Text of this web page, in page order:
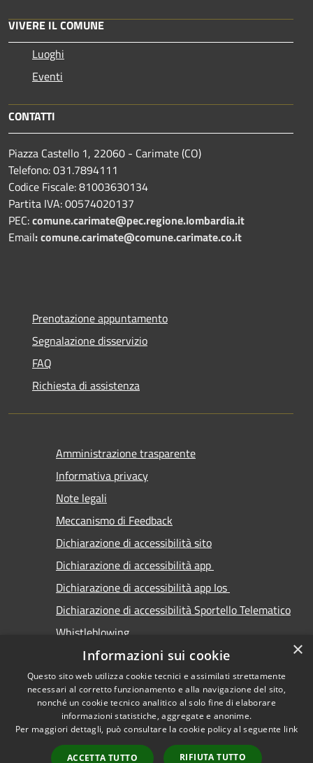
VIVERE IL COMUNE
Luoghi
Eventi
CONTATTI
Piazza Castello 1, 22060 - Carimate (CO)
Telefono: 031.7894111
Codice Fiscale: 81003630134
Partita IVA: 00574020137
PEC:comune.carimate@pec.regione.lombardia.it
Email:comune.carimate@comune.carimate.co.it
Prenotazione appuntamento
Segnalazione disservizio
FAQ
Richiesta di assistenza
Amministrazione trasparente
Informativa privacy
Note legali
Meccanismo di Feedback
Dichiarazione di accessibilità sito
Dichiarazione di accessibilità app
Dichiarazione di accessibilità app Ios
Dichiarazione di accessibilità Sportello Telematico
Whistleblowing
Accessibilità
Copyright © 2026 • Comune di
Carimate • Powered by
Municipium•
Accesso
×
Informazioni sui cookie
Questo sito web utilizza cookie tecnici e assimilati strettamente
necessari al corretto funzionamento e alla navigazione del sito,
nonché un cookie tecnico analitico al solo fine di elaborare
informazioni statistiche, aggregate e anonime.
Per maggiori dettagli, può consultare la cookie policy al seguente link
ACCETTA TUTTO RIFIUTA TUTTO